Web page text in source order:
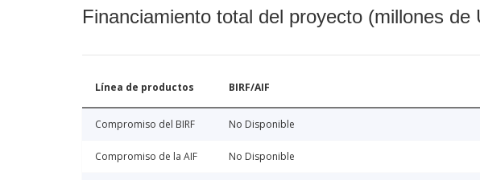
Financiamiento total del proyecto (millones de
Línea de productos BIRF/AIF
Compromiso del BIRF No Disponible
Compromiso de la AIF No Disponible